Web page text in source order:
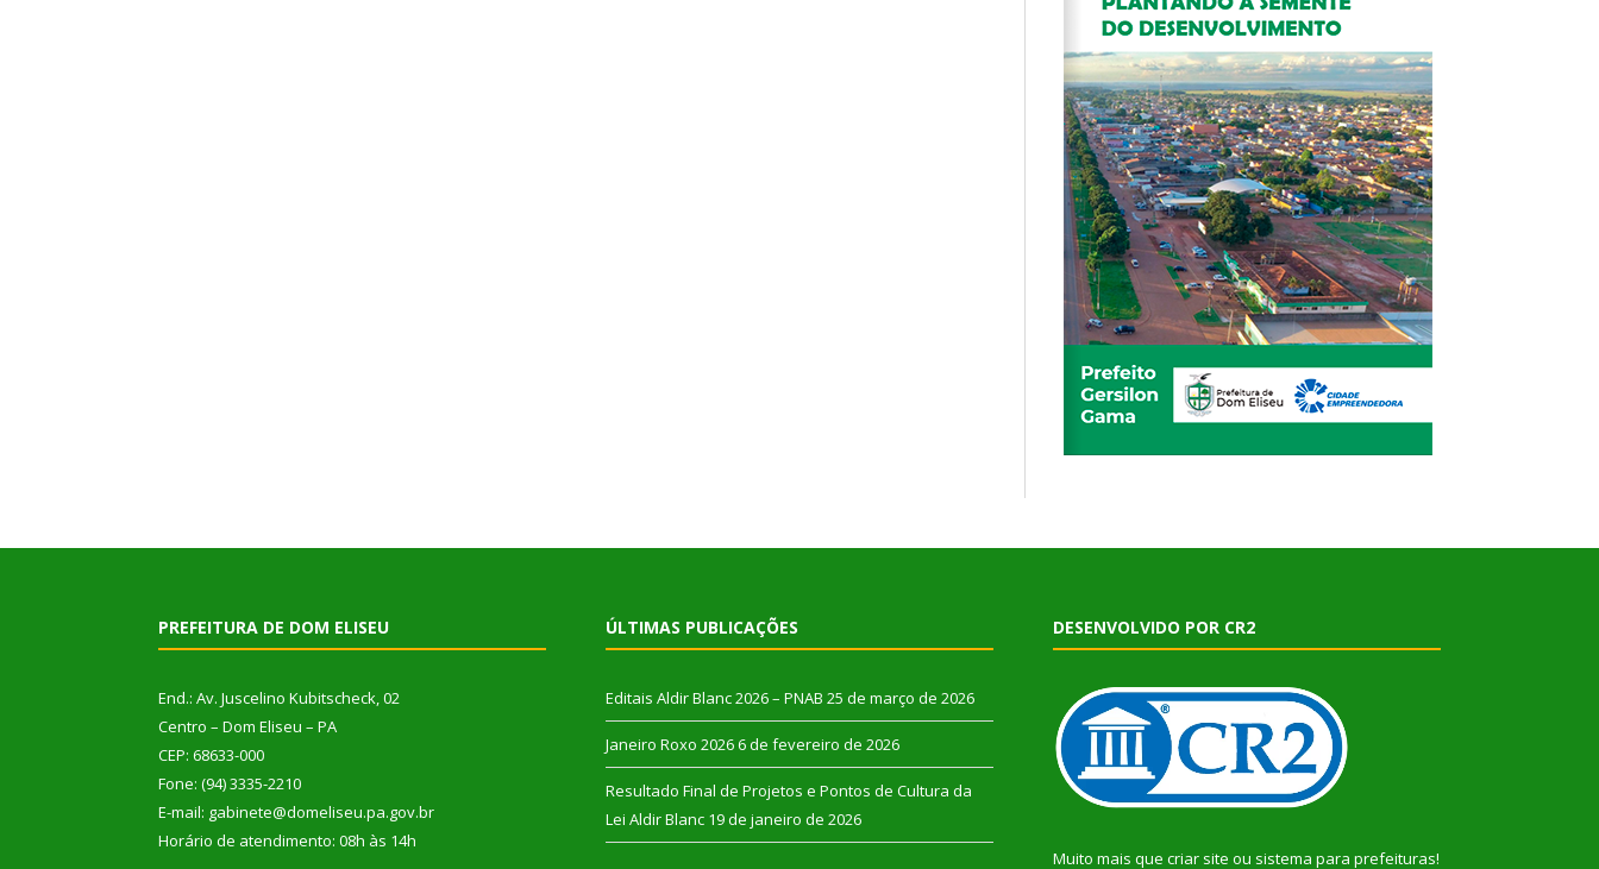
PREFEITURA DE DOM ELISEU
End.: Av. Juscelino Kubitscheck, 02
Centro – Dom Eliseu – PA
CEP: 68633-000
Fone: (94) 3335-2210
E-mail: gabinete@domeliseu.pa.gov.br
Horário de atendimento: 08h às 14h
ÚLTIMAS PUBLICAÇÕES
Editais Aldir Blanc 2026 – PNAB 25 de março de 2026
Janeiro Roxo 2026 6 de fevereiro de 2026
Resultado Final de Projetos e Pontos de Cultura da
Lei Aldir Blanc 19 de janeiro de 2026
DESENVOLVIDO POR CR2
Muito mais que criar site ou sistema para prefeituras!